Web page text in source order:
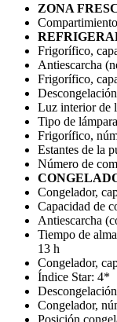
ZONA
Frigorífico,
Antiescarcha
Frigorífico,
Luz interior de
Tipo de
Frigorífico,
Estantes de la
Número de
Congelador,
Capacidad de
Antiescarcha
Tiempo de
13 h
Congelador,
Índice Star: 4*
Congelador,
Posición